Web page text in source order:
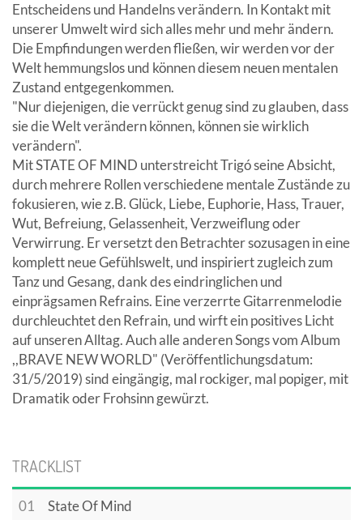
Entscheidens und Handelns verändern. In Kontakt mit
unserer Umwelt wird sich alles mehr und mehr ändern.
Die Empfindungen werden fließen, wir werden vor der
Welt hemmungslos und können diesem neuen mentalen
Zustand entgegenkommen.
"Nur diejenigen, die verrückt genug sind zu glauben, dass
sie die Welt verändern können, können sie wirklich
verändern".
Mit STATE OF MIND unterstreicht Trigó seine Absicht,
durch mehrere Rollen verschiedene mentale Zustände zu
fokusieren, wie z.B. Glück, Liebe, Euphorie, Hass, Trauer,
Wut, Befreiung, Gelassenheit, Verzweiflung oder
Verwirrung. Er versetzt den Betrachter sozusagen in eine
komplett neue Gefühlswelt, und inspiriert zugleich zum
Tanz und Gesang, dank des eindringlichen und
einprägsamen Refrains. Eine verzerrte Gitarrenmelodie
durchleuchtet den Refrain, und wirft ein positives Licht
auf unseren Alltag. Auch alle anderen Songs vom Album
,,BRAVE NEW WORLD" (Veröffentlichungsdatum:
31/5/2019) sind eingängig, mal rockiger, mal popiger, mit
Dramatik oder Frohsinn gewürzt.
TRACKLIST
01 State Of Mind